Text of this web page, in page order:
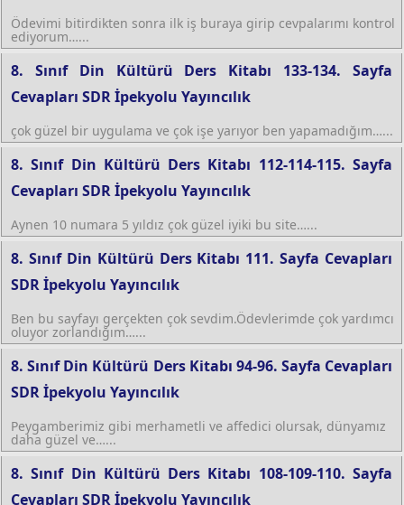
Ödevimi bitirdikten sonra ilk iş buraya girip cevpalarımı kontrol
ediyorum…...
8. Sınıf Din Kültürü Ders Kitabı 133-134. Sayfa
Cevapları SDR İpekyolu Yayıncılık
çok güzel bir uygulama ve çok işe yarıyor ben yapamadığım…...
8. Sınıf Din Kültürü Ders Kitabı 112-114-115. Sayfa
Cevapları SDR İpekyolu Yayıncılık
Aynen 10 numara 5 yıldız çok güzel iyiki bu site…...
8. Sınıf Din Kültürü Ders Kitabı 111. Sayfa Cevapları
SDR İpekyolu Yayıncılık
Ben bu sayfayı gerçekten çok sevdim.Ödevlerimde çok yardımcı
oluyor zorlandığım…...
8. Sınıf Din Kültürü Ders Kitabı 94-96. Sayfa Cevapları
SDR İpekyolu Yayıncılık
Peygamberimiz gibi merhametli ve affedici olursak, dünyamız
daha güzel ve…...
8. Sınıf Din Kültürü Ders Kitabı 108-109-110. Sayfa
Cevapları SDR İpekyolu Yayıncılık